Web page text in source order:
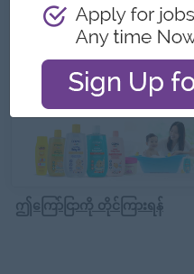
ဤကြော်ငြာကို တိုင်ကြားရန်